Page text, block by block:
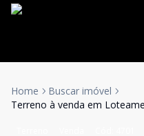
Home
Buscar imóvel
Terreno à venda em